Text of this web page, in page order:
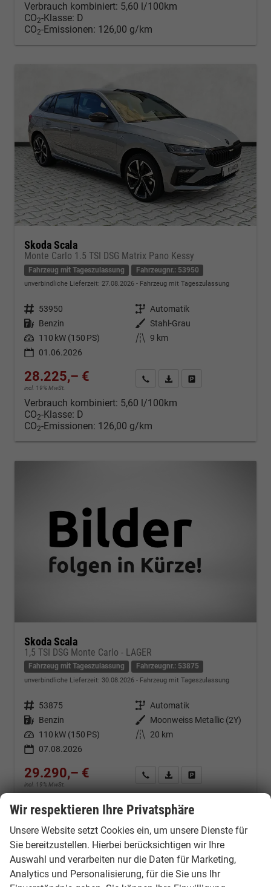
Verbrauch kombiniert: 5,60 l/100km
CO2-Klasse: D
CO2-Emissionen: 126,00 g/km
Skoda Scala
Monte Carlo 1.5 TSI DSG Matrix Pano Kessy
Fahrzeug mit Tageszulassung Fahrzeugnr.: 53950
unverbindliche Lieferzeit: 27.08.2026 Fahrzeug mit Tageszulassung
Fahrzeugnr. 53950 Getriebe Automatik
Kraftstoff Benzin Außenfarbe Stahl-Grau
Leistung 110 kW (150 PS) Kilometerstand 9 km
01.06.2026
28.225,– €
incl. 19% MwSt.
Kontakt & Angebot anfordern
PDF-Datei, Fahrzeugexposé
Verbrauch kombiniert: 5,60 l/100km
CO2-Klasse: D
CO2-Emissionen: 126,00 g/km
Skoda Scala
1,5 TSI DSG Monte Carlo - LAGER
Fahrzeug mit Tageszulassung Fahrzeugnr.: 53875
unverbindliche Lieferzeit: 30.08.2026 Fahrzeug mit Tageszulassung
Fahrzeugnr. 53875 Getriebe Automatik
Kraftstoff Benzin Außenfarbe Moonweiss Metallic (2Y)
Leistung 110 kW (150 PS) Kilometerstand
20 km
07.08.2026
29.290,– €
incl. 19% MwSt.
Kontakt & Angebot anfordern
PDF-Datei, Fahrzeugexposé
CO2-Klasse: D
Wir respektieren Ihre Privatsphäre
Unsere Website setzt Cookies ein, um unsere Dienste für
Sie bereitzustellen. Hierbei berücksichtigen wir Ihre
Auswahl und verarbeiten nur die Daten für Marketing,
Analytics und Personalisierung, für die Sie uns Ihr